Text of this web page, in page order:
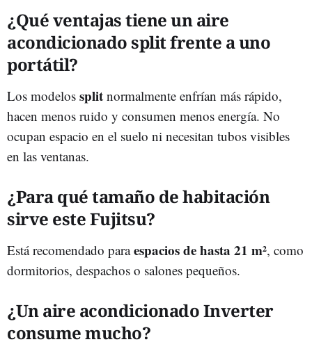
¿Qué ventajas tiene un aire
acondicionado split frente a uno
portátil?
Los modelos split normalmente enfrían más rápido,
hacen menos ruido y consumen menos energía. No
ocupan espacio en el suelo ni necesitan tubos visibles
en las ventanas.
¿Para qué tamaño de habitación
sirve este Fujitsu?
Está recomendado paraespacios de hasta 21 m², como
dormitorios, despachos o salones pequeños.
¿Un aire acondicionado Inverter
consume mucho?